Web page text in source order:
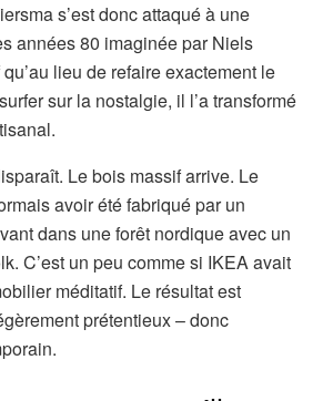
s’est donc attaqué à une
années 80 imaginée par Niels
lieu de refaire exactement le
sur la nostalgie, il l’a transformé
Le bois massif arrive. Le
avoir été fabriqué par un
dans une forêt nordique avec un
C’est un peu comme si IKEA avait
méditatif. Le résultat est
prétentieux – donc